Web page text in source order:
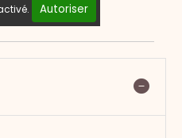
Autoriser